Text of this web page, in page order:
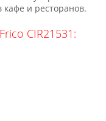
кафе и ресторанов.
CIR21531: